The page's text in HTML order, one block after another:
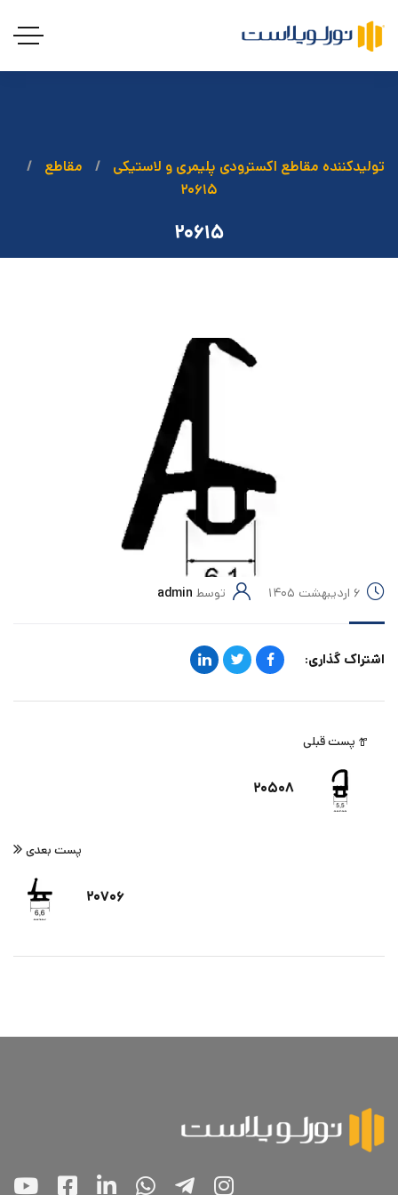
تولیدکننده مقاطع اکسترودی پلیمری و لاستیکی
مقاطع
۲۰۶۱۵
۲۰۶۱۵
۶ اردیبهشت ۱۴۰۵ توسط admin
اشتراک گذاری:
پست قبلی
۲۰۵۰۸
پست بعدی
۲۰۷۰۶